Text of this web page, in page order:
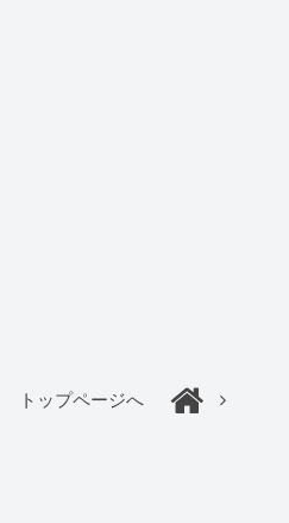
トップページへ